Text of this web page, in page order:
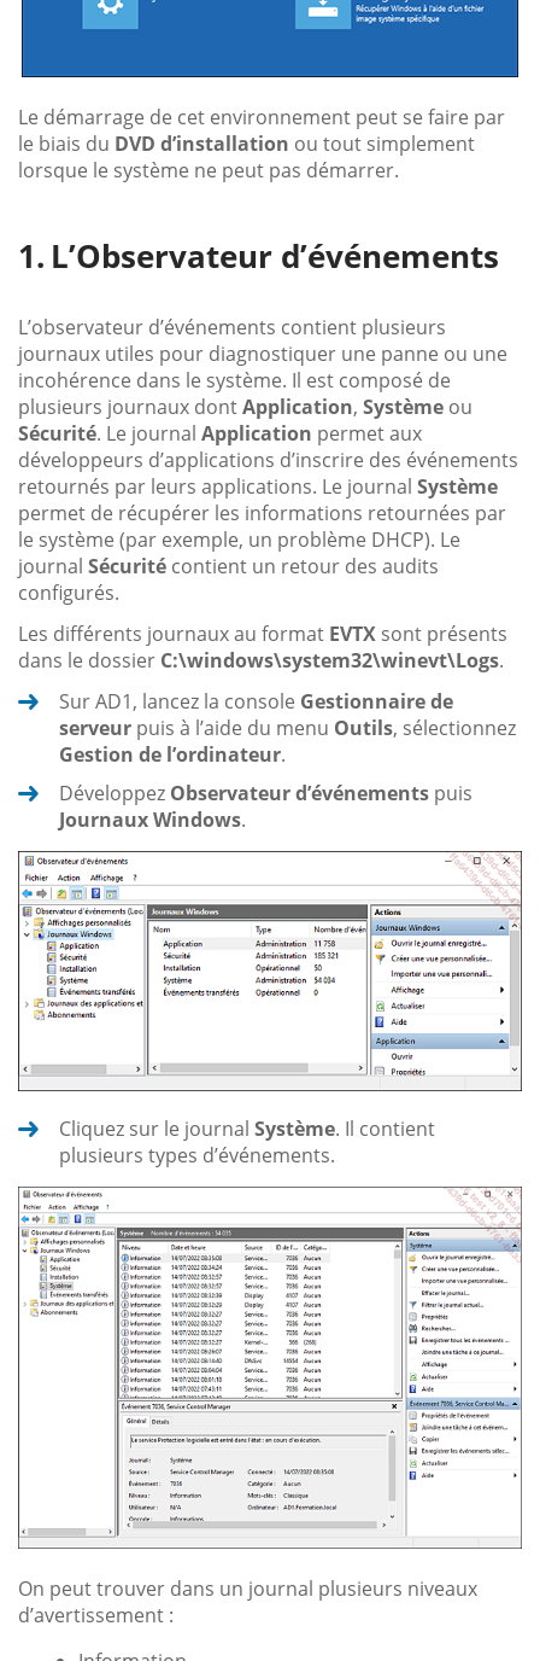
Le démarrage de cet environnement peut se faire par
le biais du DVD d’installation ou tout simplement
lorsque le système ne peut pas démarrer.
L’Observateur d’événements
L’observateur d’événements contient plusieurs
journaux utiles pour diagnostiquer une panne ou une
incohérence dans le système. Il est composé de
plusieurs journaux dontApplication, Système ou
Sécurité. Le journal Application permet aux
développeurs d’applications d’inscrire des événements
retournés par leurs applications. Le journal Système
permet de récupérer les informations retournées par
le système (par exemple, un problème DHCP). Le
journal Sécurité contient un retour des audits
configurés.
Les différents journaux au format EVTX sont présents
dans le dossier C:\windows\system32\winevt\Logs.
Sur AD1, lancez la console Gestionnaire de
serveur puis à l’aide du menu Outils, sélectionnez
Gestion de l’ordinateur.
Développez Observateur d’événements puis
Journaux Windows.
Cliquez sur le journal Système. Il contient
plusieurs types d’événements.
On peut trouver dans un journal plusieurs niveaux
d’avertissement :